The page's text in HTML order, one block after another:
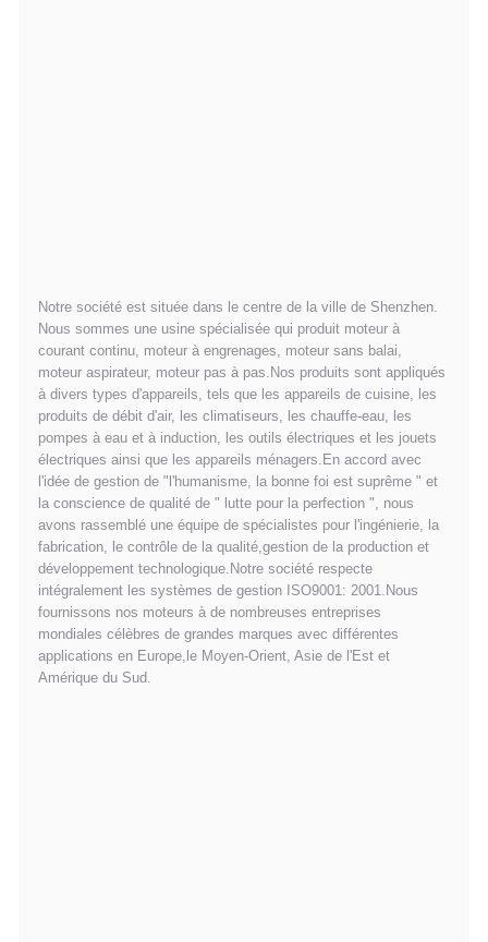
Notre société est située dans le centre de la ville de Shenzhen.
Nous sommes une usine spécialisée qui produit moteur à
courant continu, moteur à engrenages, moteur sans balai,
moteur aspirateur, moteur pas à pas.Nos produits sont appliqués
à divers types d'appareils, tels que les appareils de cuisine, les
produits de débit d'air, les climatiseurs, les chauffe-eau, les
pompes à eau et à induction, les outils électriques et les jouets
électriques ainsi que les appareils ménagers.En accord avec
l'idée de gestion de "l'humanisme, la bonne foi est suprême " et
la conscience de qualité de " lutte pour la perfection ", nous
avons rassemblé une équipe de spécialistes pour l'ingénierie, la
fabrication, le contrôle de la qualité,gestion de la production et
développement technologique.Notre société respecte
intégralement les systèmes de gestion ISO9001: 2001.Nous
fournissons nos moteurs à de nombreuses entreprises
mondiales célèbres de grandes marques avec différentes
applications en Europe,le Moyen-Orient, Asie de l'Est et
Amérique du Sud.